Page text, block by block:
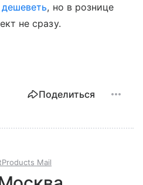
, но в рознице
не сразу.
Поделиться
Mail